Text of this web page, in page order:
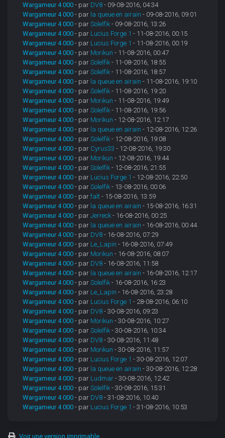
Wargameur 4 000 - par DV8 - 09-08-2016, 04:34
Wargameur 4 000 - par la queue en airain - 09-08-2016, 09:01
Wargameur 4 000 - parSolelfik - 09-08-2016, 13:26
Wargameur 4 000 - par Lucius Forge 1 - 11-08-2016, 00:15
Wargameur 4 000 - par Lucius Forge 1 - 11-08-2016, 00:19
Wargameur 4 000 - par Morikun - 11-08-2016, 00:47
Wargameur 4 000 - parSolelfik - 11-08-2016, 18:55
Wargameur 4 000 - parSolelfik - 11-08-2016, 18:57
Wargameur 4 000 - par la queue en airain - 11-08-2016, 19:10
Wargameur 4 000 - parSolelfik - 11-08-2016, 19:20
Wargameur 4 000 - par Morikun - 11-08-2016, 19:49
Wargameur 4 000 - parSolelfik - 11-08-2016, 19:56
Wargameur 4 000 - par Morikun - 12-08-2016, 12:17
Wargameur 4 000 - par la queue en airain - 12-08-2016, 12:26
Wargameur 4 000 - parSolelfik - 12-08-2016, 19:08
Wargameur 4 000 - par Cyrus33 - 12-08-2016, 19:30
Wargameur 4 000 - par Morikun - 12-08-2016, 19:44
Wargameur 4 000 - parSolelfik - 12-08-2016, 21:55
Wargameur 4 000 - par Lucius Forge 1 - 12-08-2016, 22:50
Wargameur 4 000 - parSolelfik - 13-08-2016, 00:06
Wargameur 4 000 - parfalt - 15-08-2016, 13:59
Wargameur 4 000 - par la queue en airain - 15-08-2016, 16:31
Wargameur 4 000 - parJerreck - 16-08-2016, 00:25
Wargameur 4 000 - par la queue en airain - 16-08-2016, 00:44
Wargameur 4 000 - par DV8 - 16-08-2016, 07:29
Wargameur 4 000 - par Le_Lapin - 16-08-2016, 07:49
Wargameur 4 000 - par Morikun - 16-08-2016, 08:07
Wargameur 4 000 - par DV8 - 16-08-2016, 11:58
Wargameur 4 000 - par la queue en airain - 16-08-2016, 12:17
Wargameur 4 000 - parSolelfik - 16-08-2016, 16:23
Wargameur 4 000 - par Le_Lapin - 16-08-2016, 23:28
Wargameur 4 000 - par Lucius Forge 1 - 28-08-2016, 06:10
Wargameur 4 000 - par DV8 - 30-08-2016, 09:23
Wargameur 4 000 - par Morikun - 30-08-2016, 10:27
Wargameur 4 000 - parSolelfik - 30-08-2016, 10:34
Wargameur 4 000 - par DV8 - 30-08-2016, 11:48
Wargameur 4 000 - par Morikun - 30-08-2016, 11:57
Wargameur 4 000 - par Lucius Forge 1 - 30-08-2016, 12:07
Wargameur 4 000 - par la queue en airain - 30-08-2016, 12:28
Wargameur 4 000 - par Ludmar - 30-08-2016, 12:42
Wargameur 4 000 - parSolelfik - 30-08-2016, 15:31
Wargameur 4 000 - par DV8 - 31-08-2016, 10:40
Wargameur 4 000 - par Lucius Forge 1 - 31-08-2016, 10:53
Voir une version imprimable